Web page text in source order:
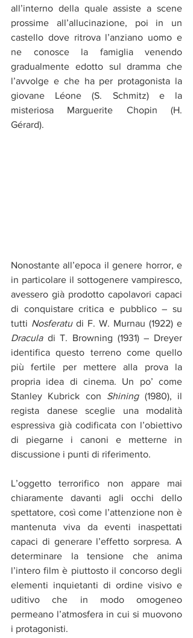
all’interno della quale assiste a scene
prossime all’allucinazione, poi in un
castello dove ritrova l’anziano uomo e
ne conosce la famiglia venendo
gradualmente edotto sul dramma che
l’avvolge e che ha per protagonista la
giovane Léone (S. Schmitz) e la
misteriosa Marguerite Chopin (H.
Gérard).
Nonostante all’epoca il genere horror, e
in particolare il sottogenere vampiresco,
avessero già prodotto capolavori capaci
di conquistare critica e pubblico – su
tutti Nosferatu
Dracula di T. Browning (1931) – Dreyer
identifica questo terreno come quello
più fertile per mettere alla prova la
propria idea di cinema. Un po’ come
Stanley Kubrick con Shining (1980), il
regista danese sceglie una modalità
espressiva già codificata con l’obiettivo
di piegarne i canoni e metterne in
discussione i punti di riferimento.
L’oggetto terrorifico non appare mai
chiaramente davanti agli occhi dello
spettatore, così come l’attenzione non è
mantenuta viva da eventi inaspettati
capaci di generare l’effetto sorpresa. A
determinare la tensione che anima
l’intero film è piuttosto il concorso degli
elementi inquietanti di ordine visivo e
uditivo che in modo omogeneo
permeano l’atmosfera in cui si muovono
i protagonisti.